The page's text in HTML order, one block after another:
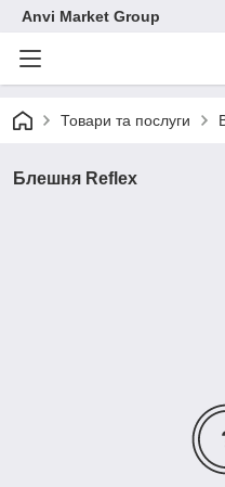
Anvi Market Group
Товари та послуги
Блешня Reflex